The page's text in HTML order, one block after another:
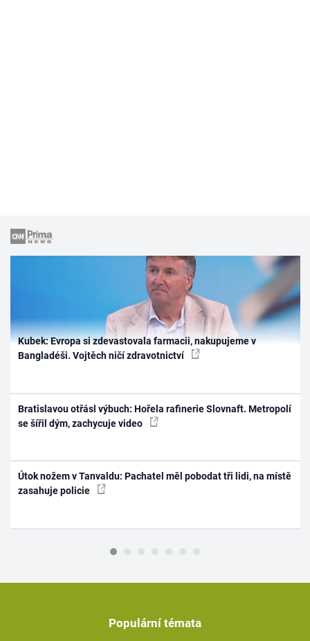
Kubek: Evropa si zdevastovala farmacii, nakupujeme v
Bangladéši. Vojtěch ničí zdravotnictví
Bratislavou otřásl výbuch: Hořela rafinerie Slovnaft. Metropolí
se šířil dým, zachycuje video
Útok nožem v Tanvaldu: Pachatel měl pobodat tři lidi, na místě
zasahuje policie
Populární témata